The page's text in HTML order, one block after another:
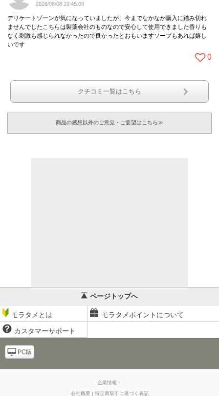
2026/08/08 19:45:09
デリケートゾーンが気になっていましたが、今までなかなか購入に踏み切れ
ませんでしたこちらは製薬会社のものなので安心して使用できました香りも
なく刺激も感じられなかったので良かったとおもいますソープもあれば嬉し
いです
0
クチコミ一覧はこちら
商品の感想以外のご意見・ご要望はこちら≫
ページトップへ
モラタメとは モラタメポイントについて
カスタマーサポート
企業情報：
会社概要
特定商取引に基づく表記